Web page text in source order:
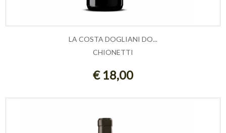
AGGIUNGI AL CARRELLO
LA COSTA DOGLIANI DO...
CHIONETTI
€ 18,00